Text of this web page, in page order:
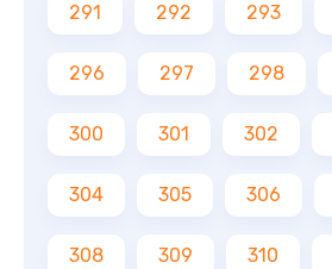
291 292 293
296 297 298
300 301 302
304 305 306
308 309 310